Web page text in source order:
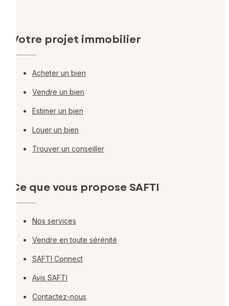
Votre projet immobilier
Acheter un bien
Vendre un bien
Estimer un bien
Louer un bien
Trouver un conseiller
Ce que vous propose SAFTI
Nos services
Vendre en toute sérénité
SAFTI Connect
Avis SAFTI
Contactez-nous